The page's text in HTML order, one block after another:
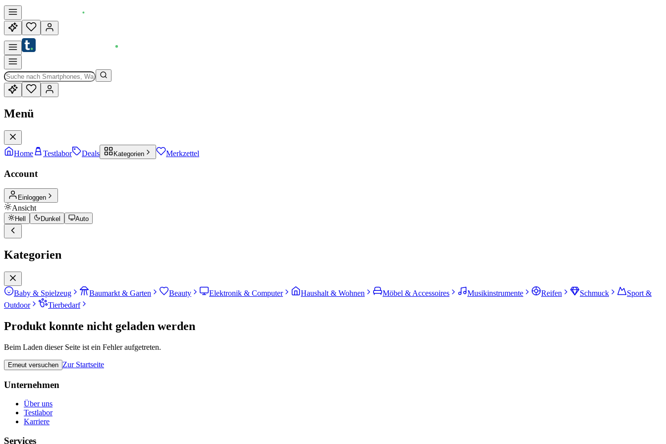
Menü
Home Testlabor Deals Kategorien Merkzettel
Account
Einloggen
Ansicht
Hell Dunkel Auto
Kategorien
Baby & Spielzeug Baumarkt & Garten Beauty Elektronik & Computer Haushalt & Wohnen Möbel & Accessoires Musikinstrumente Reifen Schmuck
Sport &
Outdoor
Tierbedarf
Produkt konnte nicht geladen werden
Beim Laden dieser Seite ist ein Fehler aufgetreten.
Erneut versuchen Zur Startseite
Unternehmen
Über uns
Testlabor
Karriere
Services